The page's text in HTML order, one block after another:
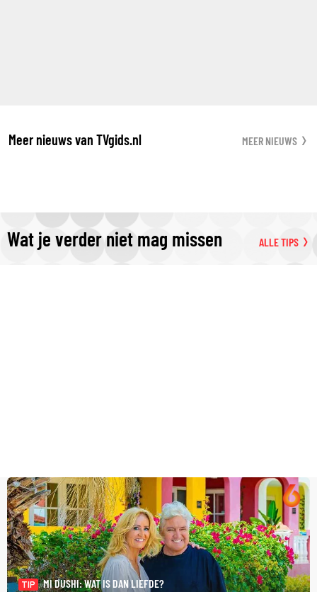
Meer nieuws van TVgids.nl MEER NIEUWS
Wat je verder niet mag missen ALLE TIPS
TIP
MI DUSHI: WAT IS DAN LIEFDE?